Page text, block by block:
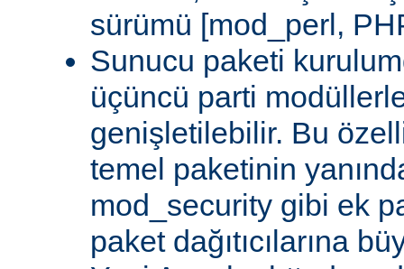
sürümü [mod_perl,
Sunucu paketi
üçüncü parti
genişletilebilir. Bu
temel paketinin
mod_security gibi ek
paket dağıtıcılarına